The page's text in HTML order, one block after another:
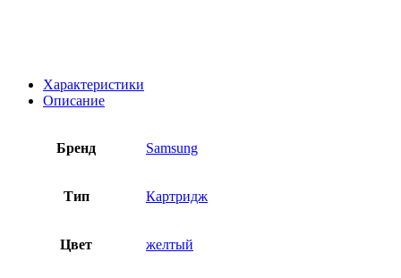
Характеристики
Описание
Бренд Samsung
Тип Картридж
Цвет желтый